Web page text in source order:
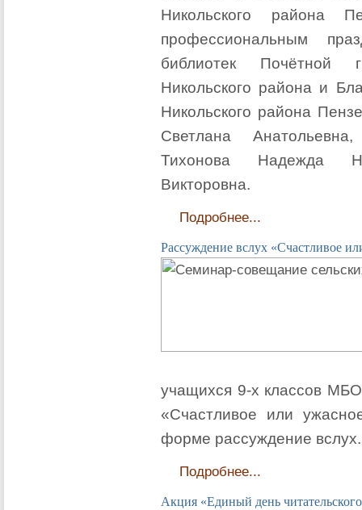
Никольского района
профессиональным
библиотек Почётной
Никольского района и
Никольского района
Светлана
Тихонова Надежда
Викторовна.
Подробнее...
Рассуждение вслух «Счастливое
учащихся 9-х классов
«Счастливое или
форме рассуждение вслух.
Подробнее...
Акция «Единый день